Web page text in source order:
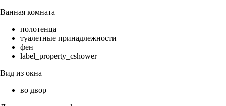
Ванная комната
полотенца
туалетные принадлежности
фен
label_property_cshower
Вид из окна
во двор